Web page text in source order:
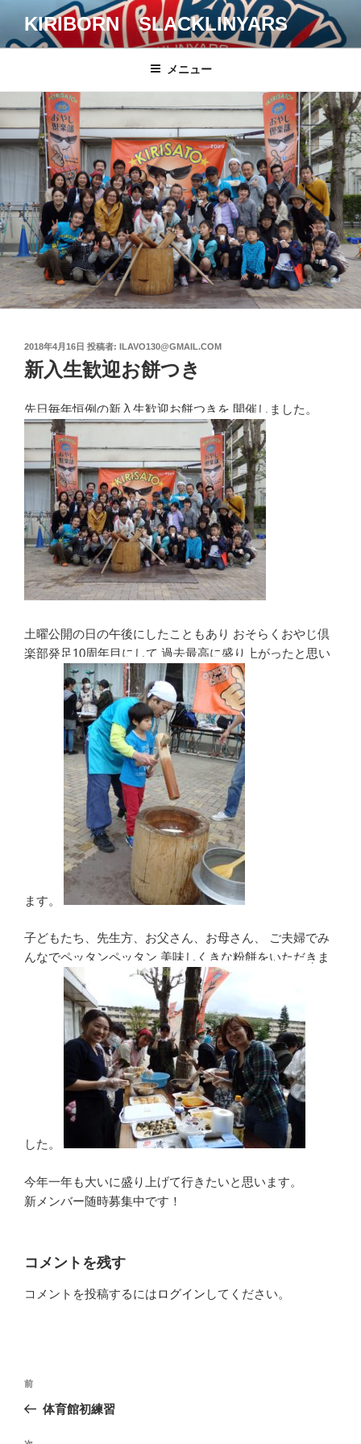
テ
へ
ス
キ
KIRIBORN SLACKLINYARS
メニュー
投
稿
日:
2018年4月16日 投稿者: ILAVO130@GMAIL.COM
新入生歓迎お餅つき
先日毎年恒例の新入生歓迎お餅つきを 開催しました。
土曜公開の日の午後にしたこともあり おそらくおやじ倶
楽部発足10周年目にして 過去最高に盛り上がったと思い
ます。
子どもたち、先生方、お父さん、お母さん、 ご夫婦でみ
んなでペッタンペッタン 美味しくきな粉餅をいただきま
した。
今年一年も大いに盛り上げて行きたいと思います。
新メンバー随時募集中です！
コメントを残す
コメントを投稿するにはログイン してください。
投
ナ
前
の
前
体育館初練習